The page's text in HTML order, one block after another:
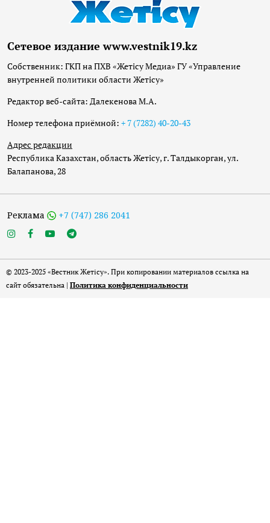
Сетевое издание www.vestnik19.kz
Собственник: ГКП на ПХВ «Жетісу Медиа» ГУ «Управление
внутренней политики области Жетісу»
Редактор веб-сайта: Далекенова М.А.
Номер телефона приёмной: + 7 (7282) 40-20-43
Адрес редакции
Республика Казахстан, область Жетісу, г. Талдыкорган, ул.
Балапанова, 28
Реклама +7 (747) 286 2041
© 2023-2025 «Вестник Жетісу». При копировании материалов ссылка на
сайт обязательна | Политика конфиденциальности